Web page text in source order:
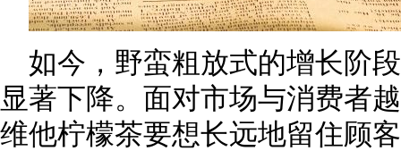
如今，野蛮粗放式的增长阶
显著下降。面对市场与消费者
维他柠檬茶要想长远地留住顾